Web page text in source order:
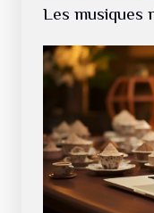
Les musiques